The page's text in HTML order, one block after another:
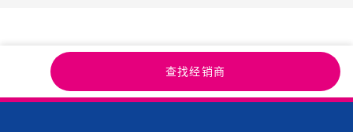
查找经销商